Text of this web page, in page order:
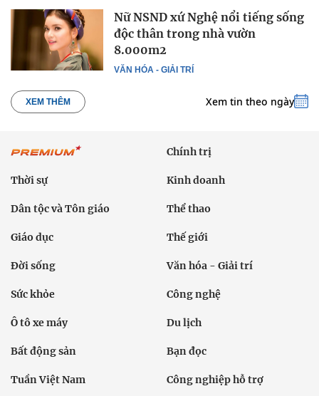
VĂN HÓA - GIẢI TRÍ
Nữ NSND xứ Nghệ nổi tiếng sống
độc thân trong nhà vườn
8.000m2
XEM THÊM Xem tin theo ngày
Chính trị
Thời sự Kinh doanh
Dân tộc và Tôn giáo Thể thao
Giáo dục Thế giới
Đời sống Văn hóa - Giải trí
Sức khỏe Công nghệ
Ô tô xe máy Du lịch
Bất động sản Bạn đọc
Tuần Việt Nam Công nghiệp hỗ trợ